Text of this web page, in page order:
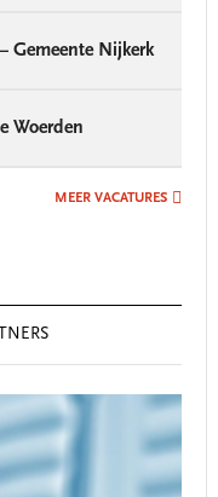
Gemeente Nijkerk
Woerden
MEER VACATURES